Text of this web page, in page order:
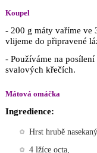
Koupel
- 200 g máty vaříme ve
vlijeme do připravené
- Používáme na
svalových křečích.
Mátová omáčka
Ingredience:
Hrst hrubě
4 lžíce octa,